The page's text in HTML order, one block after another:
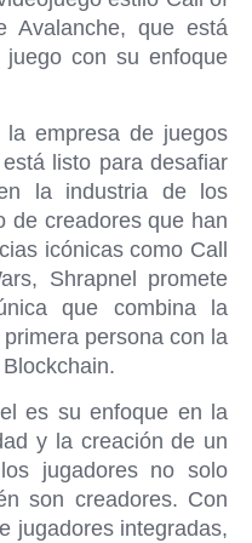
Avalanche, que está
con su enfoque
la empresa de juegos
listo para desafiar
la industria de los
de creadores que han
icónicas como Call
Shrapnel promete
que combina la
persona con la
es su enfoque en la
y la creación de un
jugadores no solo
son creadores. Con
jugadores integradas,